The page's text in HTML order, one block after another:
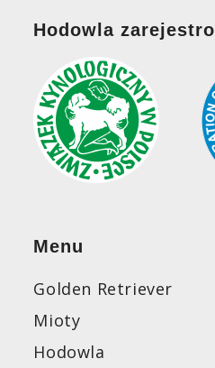
Hodowla
Menu
Golden Retriever
Mioty
Hodowla